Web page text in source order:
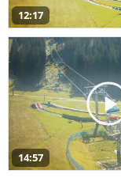
12:17
14:57